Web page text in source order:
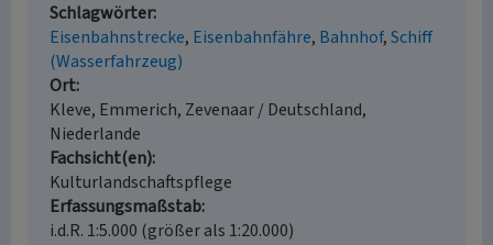
Schlagwörter
Eisenbahnstrecke Eisenbahnfähre Bahnhof Schiff
(Wasserfahrzeug)
Ort
Kleve, Emmerich, Zevenaar / Deutschland,
Niederlande
Fachsicht(en)
Kulturlandschaftspflege
Erfassungsmaßstab
i.d.R. 1:5.000 (größer als 1:20.000)